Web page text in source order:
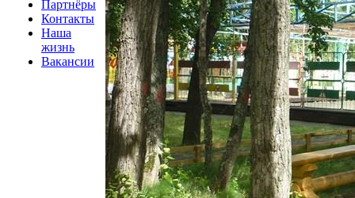
Партнёры
Контакты
Наша
жизнь
Вакансии